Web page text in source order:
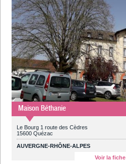
Maison Béthanie
Le Bourg 1 route des Cèdres
15600 Quézac
AUVERGNE-RHÔNE-ALPES
Voir la fiche